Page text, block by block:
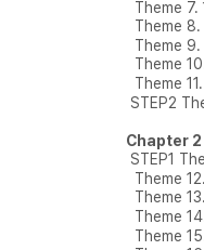
Theme 7.
Theme 8.
Theme 9.
Theme
Theme
STEP2
Chapter 2
STEP1
Theme 12.
Theme 13.
Theme
Theme 15.